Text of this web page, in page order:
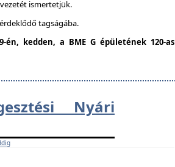
ismertetjük.
tagságába.
én, kedden, a BME G épületének 120-as
Nyári